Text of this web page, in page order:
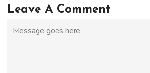
Leave A Comment